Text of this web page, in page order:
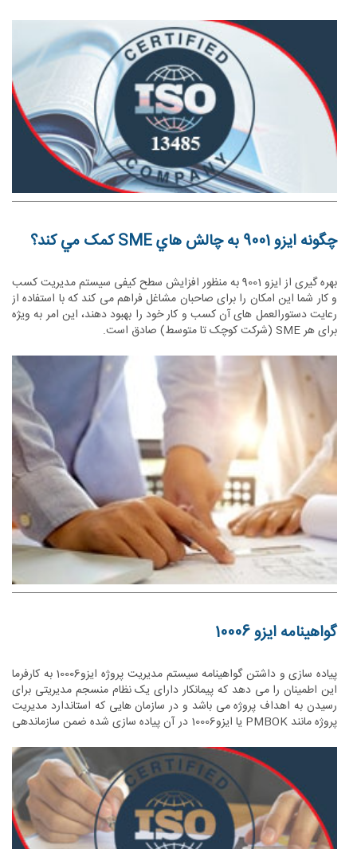
چگونه ایزو 9001 به چالش هاي SME کمک مي کند؟
بهره گیری از ایزو 9001 به منظور افزایش سطح کیفی سیستم مدیریت کسب
و کار شما این امکان را برای صاحبان مشاغل فراهم می کند که با استفاده از
رعایت دستورالعمل های آن کسب و کار خود را بهبود دهند، این امر به ویژه
برای هر SME (شرکت کوچک تا متوسط) صادق است.
گواهینامه ایزو 10006
پیاده سازی و داشتن گواهینامه سیستم مدیریت پروژه ایزو10006 به کارفرما
این اطمینان را می دهد که پیمانکار دارای یک نظام منسجم مدیریتی برای
رسیدن به اهداف پروژه می باشد و در سازمان هایی که استاندارد مدیریت
پروژه مانند PMBOK یا ایزو10006 در آن پیاده سازی شده ضمن سازماندهی